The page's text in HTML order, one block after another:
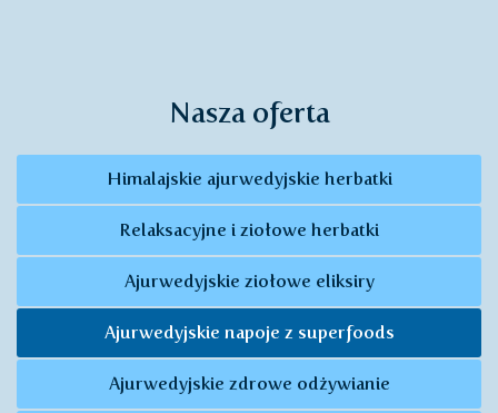
Nasza oferta
Himalajskie ajurwedyjskie herbatki
Relaksacyjne i ziołowe herbatki
Ajurwedyjskie ziołowe eliksiry
Ajurwedyjskie napoje z superfoods
Ajurwedyjskie zdrowe odżywianie